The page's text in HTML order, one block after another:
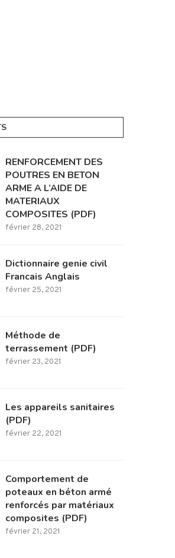
RENFORCEMENT DES
POUTRES EN BETON
ARME A L’AIDE DE
MATERIAUX
COMPOSITES (PDF)
février 28, 2021
Dictionnaire genie civil
Francais Anglais
février 25, 2021
Méthode de
terrassement (PDF)
février 23, 2021
Les appareils sanitaires
(PDF)
février 22, 2021
Comportement de
poteaux en béton armé
renforcés par matériaux
composites (PDF)
février 21, 2021